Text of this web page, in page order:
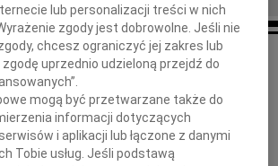
Szczere wyrazy współczucia dla
rodziny i przyjaciół
lub personalizacji treści w nich
zgody jest dobrowolne. Jeśli nie
chcesz ograniczyć jej zakres lub
uprzednio udzieloną przejdź do
mogą być przetwarzane także do
informacji dotyczących
i aplikacji lub łączone z danymi
Tobie usług. Jeśli podstawą